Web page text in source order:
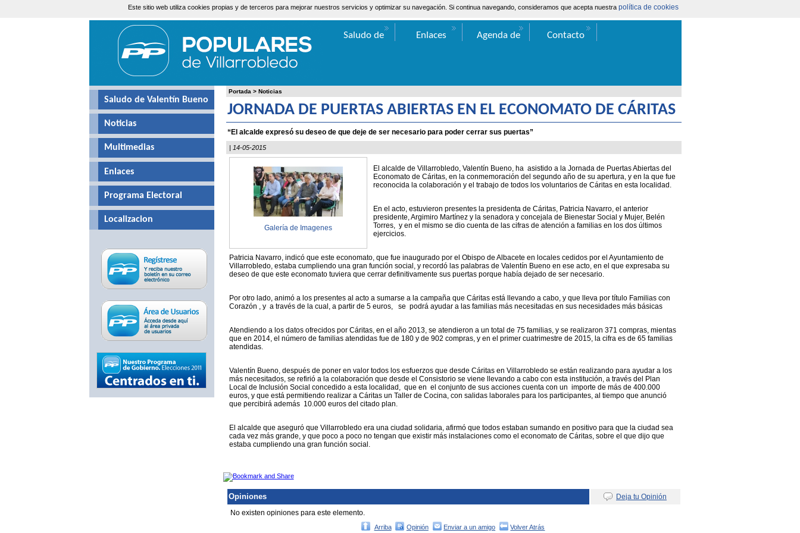
Este sitio web utiliza cookies propias y de terceros para mejorar nuestros servicios y optimizar su navegación. Si continua navegando, consideramos que acepta nuestra política de cookies
Portada > Noticias
JORNADA DE PUERTAS ABIERTAS EN EL ECONOMATO DE CÁRITAS
“El alcalde expresó su deseo de que deje de ser necesario para poder cerrar sus puertas”
| 14-05-2015
Galería de Imagenes
El alcalde de Villarrobledo, Valentín Bueno, ha asistido a la Jornada de Puertas Abiertas del
Economato de Cáritas, en la conmemoración del segundo año de su apertura, y en la que fue
reconocida la colaboración y el trabajo de todos los voluntarios de Cáritas en esta localidad.
En el acto, estuvieron presentes la presidenta de Cáritas, Patricia Navarro, el anterior
presidente, Argimiro Martínez y la senadora y concejala de Bienestar Social y Mujer, Belén
Torres, y en el mismo se dio cuenta de las cifras de atención a familias en los dos últimos
ejercicios.
Patricia Navarro, indicó que este economato, que fue inaugurado por el Obispo de Albacete en locales cedidos por el Ayuntamiento de
Villarrobledo, estaba cumpliendo una gran función social, y recordó las palabras de Valentín Bueno en ese acto, en el que expresaba su
deseo de que este economato tuviera que cerrar definitivamente sus puertas porque había dejado de ser necesario.
Por otro lado, animó a los presentes al acto a sumarse a la campaña que Cáritas está llevando a cabo, y que lleva por título Familias con
Corazón , y a través de la cual, a partir de 5 euros, se podrá ayudar a las familias más necesitadas en sus necesidades más básicas
Atendiendo a los datos ofrecidos por Cáritas, en el año 2013, se atendieron a un total de 75 familias, y se realizaron 371 compras, mientas
que en 2014, el número de familias atendidas fue de 180 y de 902 compras, y en el primer cuatrimestre de 2015, la cifra es de 65 familias
atendidas.
Valentín Bueno, después de poner en valor todos los esfuerzos que desde Cáritas en Villarrobledo se están realizando para ayudar a los
más necesitados, se refirió a la colaboración que desde el Consistorio se viene llevando a cabo con esta institución, a través del Plan
Local de Inclusión Social concedido a esta localidad, que en el conjunto de sus acciones cuenta con un importe de más de 400.000
euros, y que está permitiendo realizar a Cáritas un Taller de Cocina, con salidas laborales para los participantes, al tiempo que anunció
que percibirá además 10.000 euros del citado plan.
El alcalde que aseguró que Villarrobledo era una ciudad solidaria, afirmó que todos estaban sumando en positivo para que la ciudad sea
cada vez más grande, y que poco a poco no tengan que existir más instalaciones como el economato de Cáritas, sobre el que dijo que
estaba cumpliendo una gran función social.
Opiniones
Deja tu Opinión
No existen opiniones para este elemento.
Arriba Opinión Enviar a un amigo Volver Atrás
Saludo de Valentín Bueno
Noticias
Multimedias
Enlaces
Programa Electoral
Localizacion
Jueves, 6 de Agosto de 2026 |Contacta
Área Extranet
Saludo de
Enlaces
Agenda de
Contacto